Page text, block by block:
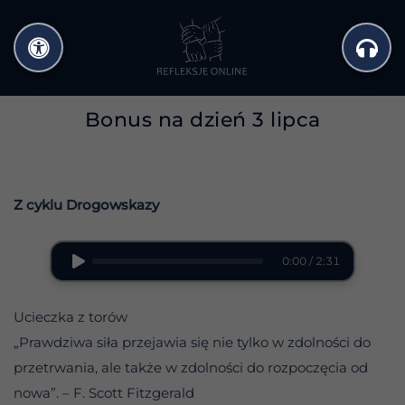
do
treści
Bonus na dzień 3 lipca
Z cyklu Drogowskazy
0:00 / 2:31
Ucieczka z torów
„Prawdziwa siła przejawia się nie tylko w zdolności do
przetrwania, ale także w zdolności do rozpoczęcia od
nowa”. – F. Scott Fitzgerald